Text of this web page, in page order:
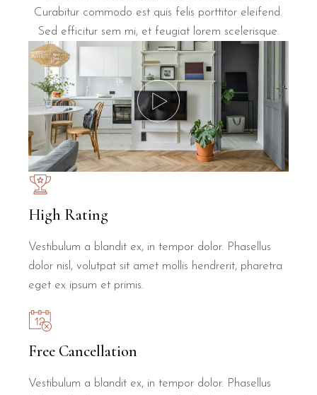
Curabitur commodo est quis felis porttitor eleifend.
Sed efficitur sem mi, et feugiat lorem scelerisque.
High Rating
Vestibulum a blandit ex, in tempor dolor. Phasellus
dolor nisl, volutpat sit amet mollis hendrerit, pharetra
eget ex ipsum et primis.
Free Cancellation
Vestibulum a blandit ex, in tempor dolor. Phasellus